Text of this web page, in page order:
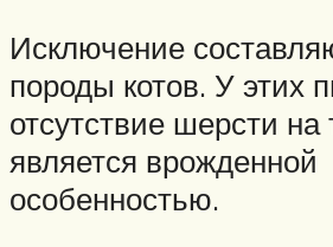
Исключение
породы котов. У этих
отсутствие шерсти на
является врожденной
особенностью.